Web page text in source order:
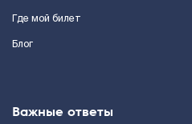
Где мой билет
Блог
Важные ответы